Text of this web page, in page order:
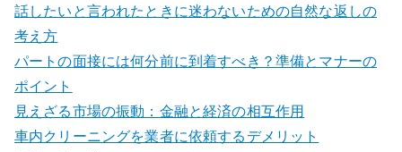
話したいと言われたときに迷わないための自然な返しの
考え方
パートの面接には何分前に到着すべき？準備とマナーの
ポイント
見えざる市場の振動：金融と経済の相互作用
車内クリーニングを業者に依頼するデメリット